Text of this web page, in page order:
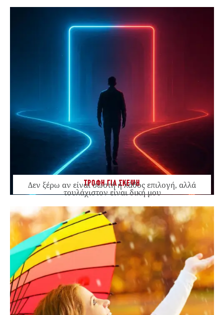
ΤΡΟΦΗ ΓΙΑ ΣΚΕΨΗ
Δεν ξέρω αν είναι σωστή ή λάθος επιλογή, αλλά
τουλάχιστον είναι δική μου